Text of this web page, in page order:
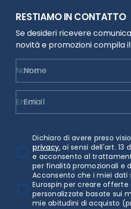
RESTIAMO IN CONTATTO
Se desideri ricevere
novità e promozioni compila
Nome
Email
Dichiaro di avere preso
privacy. ai sensi dell'art. 13
e acconsento al
per finalità promozionali e
Acconsento che i miei
Eurospin per creare
personalizzate basate sui
mie abitudini di acquisto